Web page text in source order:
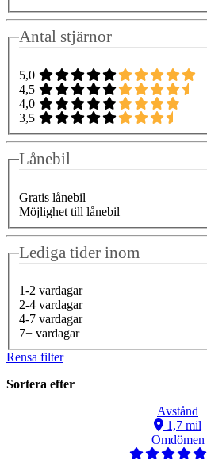
Antal stjärnor
5,0
4,5
4,0
3,5
Lånebil
Gratis lånebil
Möjlighet till lånebil
Lediga tider inom
1-2 vardagar
2-4 vardagar
4-7 vardagar
7+ vardagar
Rensa filter
Sortera efter
Avstånd
1,7 mil
Omdömen